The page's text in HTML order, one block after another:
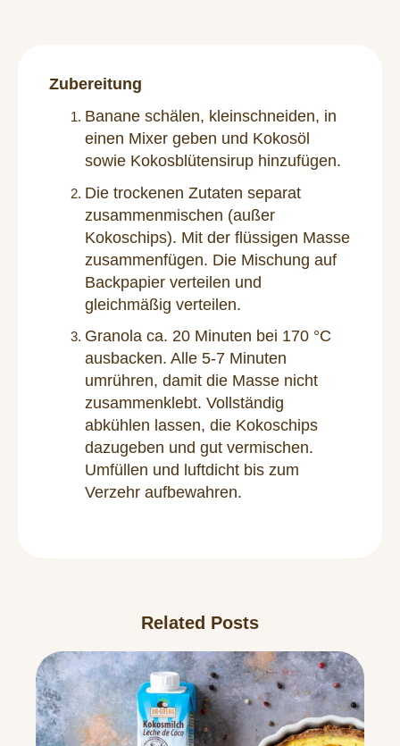
Zubereitung
Banane schälen, kleinschneiden, in
einen Mixer geben und Kokosöl
sowie Kokosblütensirup hinzufügen.
Die trockenen Zutaten separat
zusammenmischen (außer
Kokoschips). Mit der flüssigen Masse
zusammenfügen. Die Mischung auf
Backpapier verteilen und
gleichmäßig verteilen.
Granola ca. 20 Minuten bei 170 °C
ausbacken. Alle 5-7 Minuten
umrühren, damit die Masse nicht
zusammenklebt. Vollständig
abkühlen lassen, die Kokoschips
dazugeben und gut vermischen.
Umfüllen und luftdicht bis zum
Verzehr aufbewahren.
Related Posts